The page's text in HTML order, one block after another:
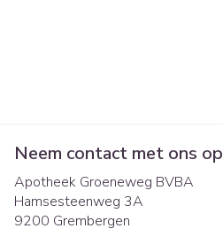
Neem contact met ons op
Apotheek Groeneweg BVBA
Hamsesteenweg 3A
9200 Grembergen